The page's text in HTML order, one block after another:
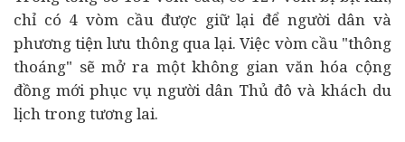
chỉ có 4 vòm cầu được giữ lại để người dân và
phương tiện lưu thông qua lại. Việc vòm cầu "thông
thoáng" sẽ mở ra một không gian văn hóa cộng
đồng mới phục vụ người dân Thủ đô và khách du
lịch trong tương lai.